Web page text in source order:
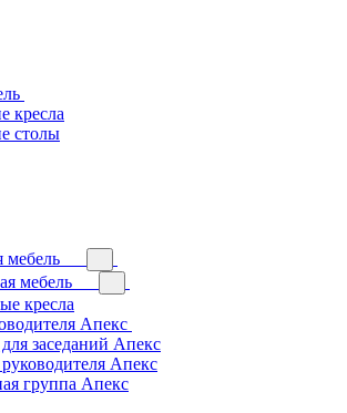
кресла
столы
мебель
мебель
кресла
Апекс
заседаний Апекс
Апекс
группа Апекс